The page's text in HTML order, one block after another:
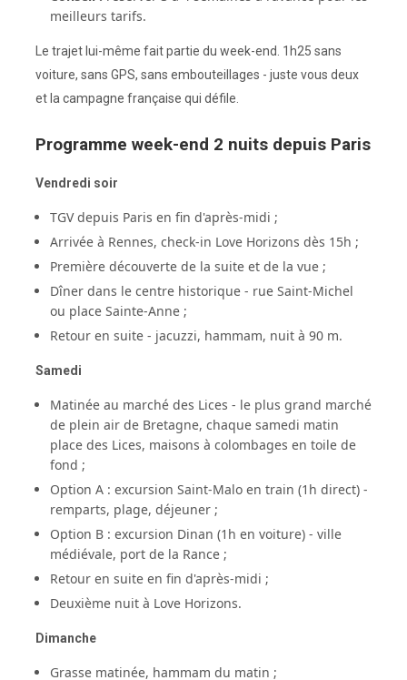
meilleurs tarifs.
Le trajet lui-même fait partie du week-end. 1h25 sans
voiture, sans GPS, sans embouteillages - juste vous deux
et la campagne française qui défile.
Programme week-end 2 nuits depuis Paris
Vendredi soir
TGV depuis Paris en fin d'après-midi ;
Arrivée à Rennes, check-in Love Horizons dès 15h ;
Première découverte de la suite et de la vue ;
Dîner dans le centre historique - rue Saint-Michel
ou place Sainte-Anne ;
Retour en suite - jacuzzi, hammam, nuit à 90 m.
Samedi
Matinée au marché des Lices - le plus grand marché
de plein air de Bretagne, chaque samedi matin
place des Lices, maisons à colombages en toile de
fond ;
Option A : excursion Saint-Malo en train (1h direct) -
remparts, plage, déjeuner ;
Option B : excursion Dinan (1h en voiture) - ville
médiévale, port de la Rance ;
Retour en suite en fin d'après-midi ;
Deuxième nuit à Love Horizons.
Dimanche
Grasse matinée, hammam du matin ;